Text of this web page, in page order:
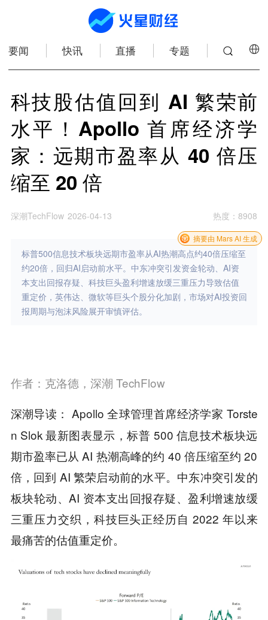
要闻 快讯 直播 专题
科技股估值回到 AI 繁荣前
水平！Apollo 首席经济学
家：远期市盈率从 40 倍压
缩至 20 倍
深潮TechFlow 2026-04-13 热度 ：8908
标普500信息技术板块远期市盈率从AI热潮高点约40倍压缩至
约20倍，回归AI启动前水平。中东冲突引发资金轮动、AI资
本支出回报存疑、科技巨头盈利增速放缓三重压力导致估值
重定价，英伟达、微软等巨头个股分化加剧，市场对AI投资回
报周期与泡沫风险展开审慎评估。
摘要由 Mars AI 生成
作者：克洛德，深潮 TechFlow
深潮导读： Apollo 全球管理首席经济学家 Torste
n Slok 最新图表显示，标普 500 信息技术板块远
期市盈率已从 AI 热潮高峰的约 40 倍压缩至约 20
倍，回到 AI 繁荣启动前的水平。中东冲突引发的
板块轮动、AI 资本支出回报存疑、盈利增速放缓
三重压力交织，科技巨头正经历自 2022 年以来
最痛苦的估值重定价。